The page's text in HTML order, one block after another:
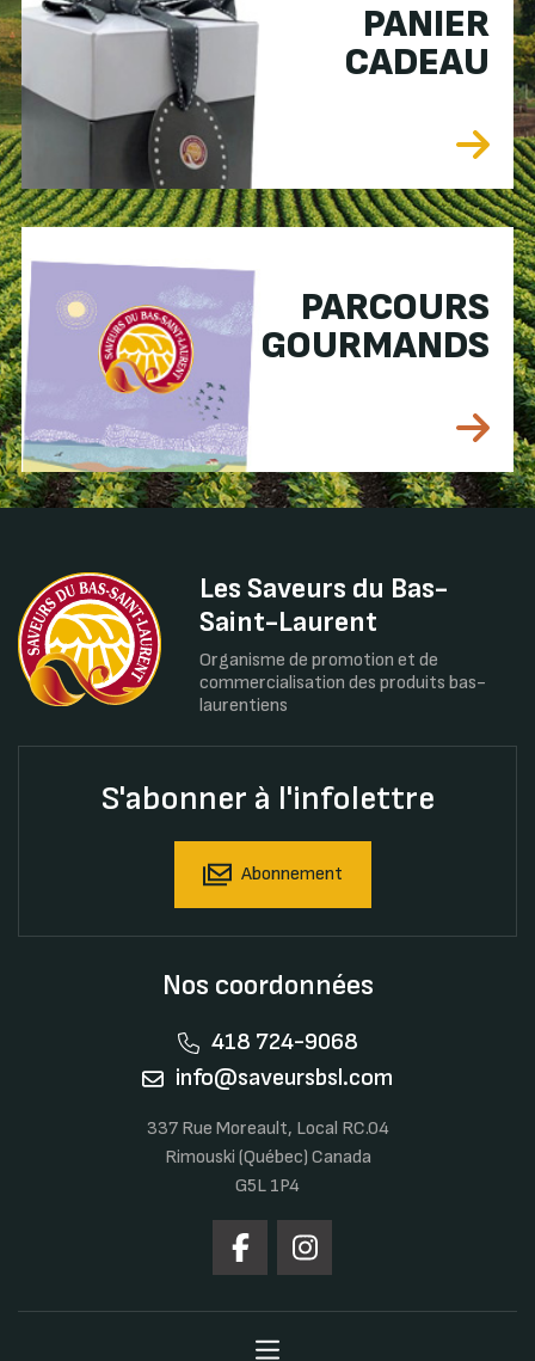
PANIER
CADEAU
PARCOURS
GOURMANDS
Les Saveurs du Bas-
Saint-Laurent
Organisme de promotion et de
commercialisation des produits bas-
laurentiens
S'abonner à l'infolettre
Abonnement
Nos coordonnées
418 724-9068
info@saveursbsl.com
337 Rue Moreault, Local RC.04
Rimouski (Québec) Canada
G5L 1P4